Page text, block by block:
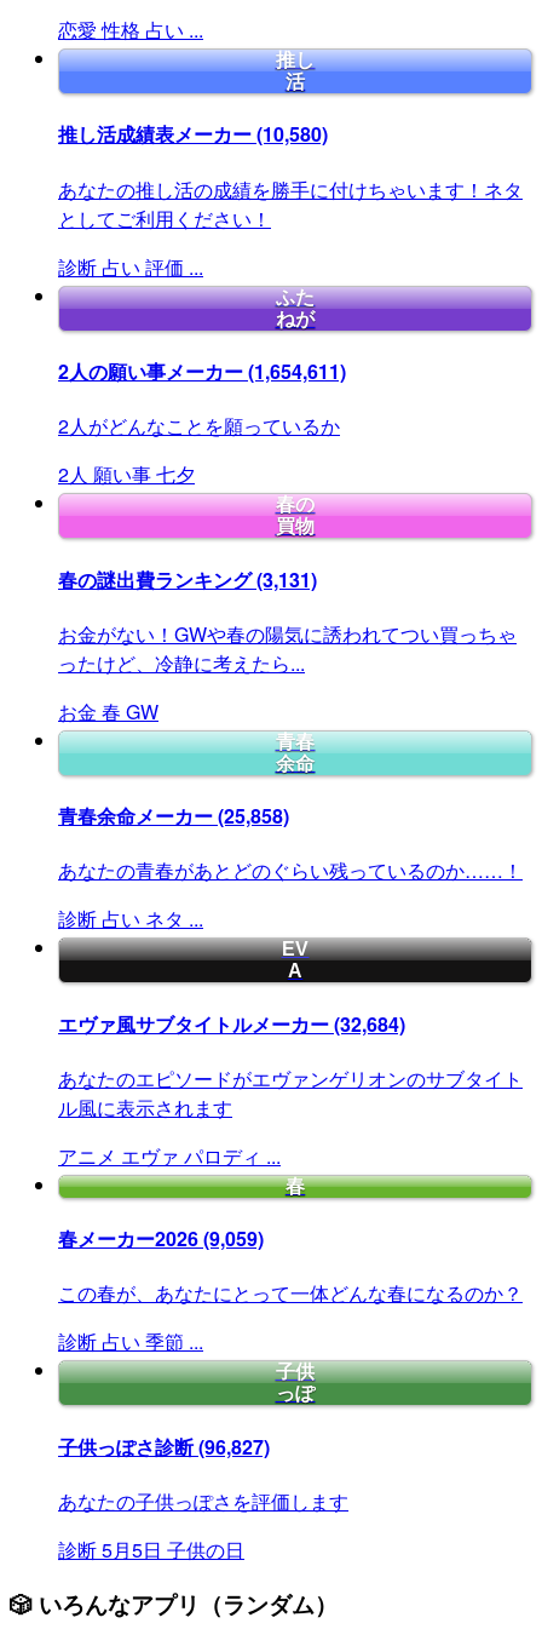
恋愛 性格 占い ...
推し
活
推し活成績表メーカー(10,580)
あなたの推し活の成績を勝手に付けちゃいます！ネタ
としてご利用ください！
診断 占い 評価 ...
ふた
ねが
2人の願い事メーカー(1,654,611)
2人がどんなことを願っているか
2人 願い事七夕
春の
買物
春の謎出費ランキング(3,131)
お金がない！GWや春の陽気に誘われてつい買っちゃ
ったけど、冷静に考えたら...
お金 春 GW
青春
余命
青春余命メーカー(25,858)
あなたの青春があとどのぐらい残っているのか……！
診断 占い ネタ ...
EV
A
エヴァ風サブタイトルメーカー(32,684)
あなたのエピソードがエヴァンゲリオンのサブタイト
ル風に表示されます
アニメ エヴァ パロディ ...
春
春メーカー2026(9,059)
この春が、あなたにとって一体どんな春になるのか？
診断 占い 季節 ...
子供
っぽ
子供っぽさ診断(96,827)
あなたの子供っぽさを評価します
診断5月5日 子供の日
🎲 いろんなアプリ（ランダム）